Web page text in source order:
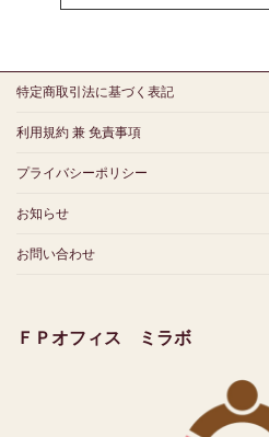
特定商取引法に基づく表記
利用規約 兼 免責事項
プライバシーポリシー
お知らせ
お問い合わせ
ＦＰオフィス ミラボ